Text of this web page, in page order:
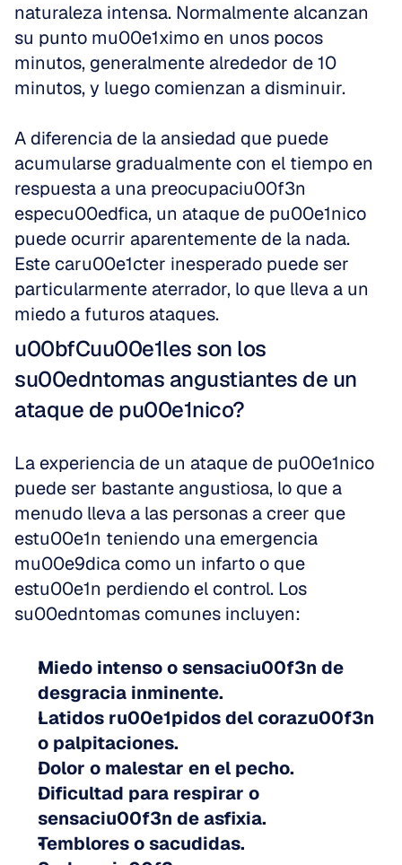
naturaleza intensa. Normalmente alcanzan
su punto mu00e1ximo en unos pocos
minutos, generalmente alrededor de 10
minutos, y luego comienzan a disminuir.
A diferencia de la ansiedad que puede
acumularse gradualmente con el tiempo en
respuesta a una preocupaciu00f3n
especu00edfica, un ataque de pu00e1nico
puede ocurrir aparentemente de la nada.
Este caru00e1cter inesperado puede ser
particularmente aterrador, lo que lleva a un
miedo a futuros ataques.
u00bfCuu00e1les son los
su00edntomas angustiantes de un
ataque de pu00e1nico?
La experiencia de un ataque de pu00e1nico
puede ser bastante angustiosa, lo que a
menudo lleva a las personas a creer que
estu00e1n teniendo una emergencia
mu00e9dica como un infarto o que
estu00e1n perdiendo el control. Los
su00edntomas comunes incluyen:
Miedo intenso o sensaciu00f3n de
desgracia inminente.
Latidos ru00e1pidos del corazu00f3n
o palpitaciones.
Dolor o malestar en el pecho.
Dificultad para respirar o
sensaciu00f3n de asfixia.
Temblores o sacudidas.